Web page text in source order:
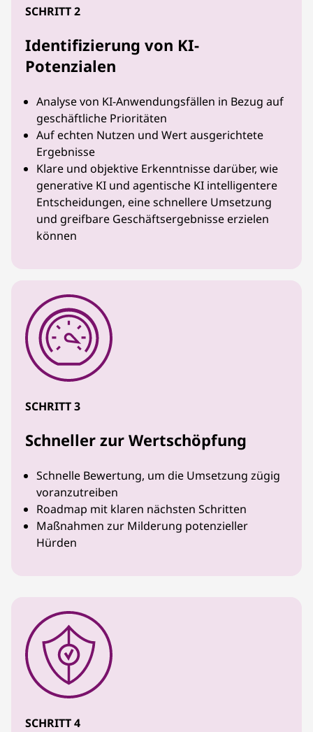
SCHRITT 2
Identifizierung von KI-
Potenzialen
Analyse von KI-Anwendungsfällen in Bezug auf
geschäftliche Prioritäten
Auf echten Nutzen und Wert ausgerichtete
Ergebnisse
Klare und objektive Erkenntnisse darüber, wie
generative KI und agentische KI intelligentere
Entscheidungen, eine schnellere Umsetzung
und greifbare Geschäftsergebnisse erzielen
können
SCHRITT 3
Schneller zur Wertschöpfung
Schnelle Bewertung, um die Umsetzung zügig
voranzutreiben
Roadmap mit klaren nächsten Schritten
Maßnahmen zur Milderung potenzieller
Hürden
SCHRITT 4